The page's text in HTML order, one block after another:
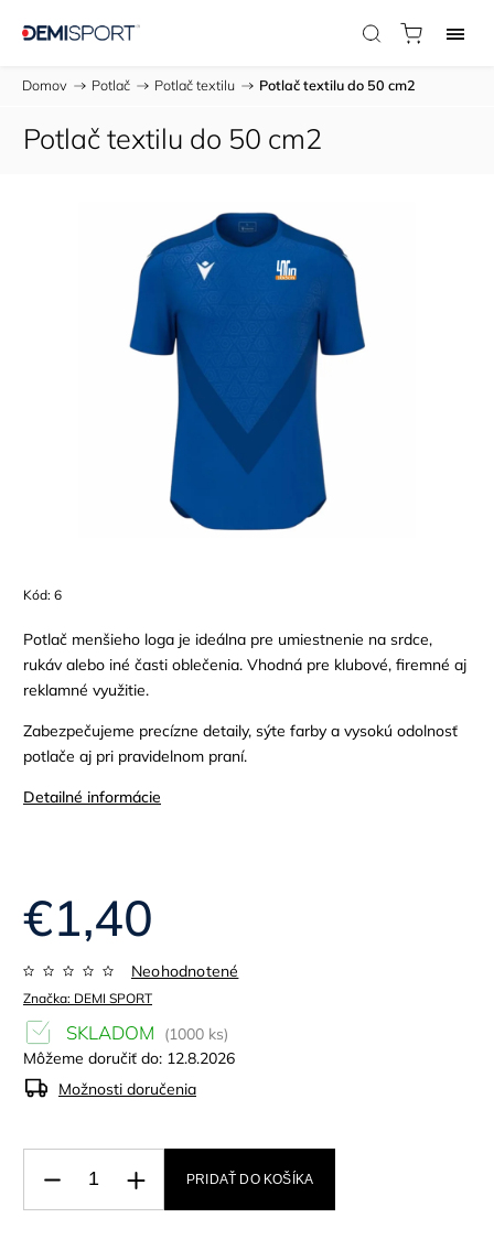
Domov / Potlač / Potlač textilu / Potlač textilu do 50 cm2
Potlač textilu do 50 cm2
Kód: 6
Potlač menšieho loga je ideálna pre umiestnenie na srdce,
rukáv alebo iné časti oblečenia. Vhodná pre klubové, firemné aj
reklamné využitie.
Zabezpečujeme precízne detaily, sýte farby a vysokú odolnosť
potlače aj pri pravidelnom praní.
Detailné informácie
Značka: DEMI SPORT
Neohodnotené
€1,40
SKLADOM
(1000 ks)
Môžeme doručiť do: 12.8.2026
Možnosti doručenia
PRIDAŤ DO KOŠÍKA